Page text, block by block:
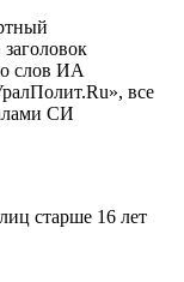
слов ИА
все
СИ
старше 16 лет